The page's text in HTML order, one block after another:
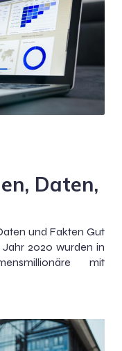
Daten,
und Fakten Gut
2020 wurden in
mit